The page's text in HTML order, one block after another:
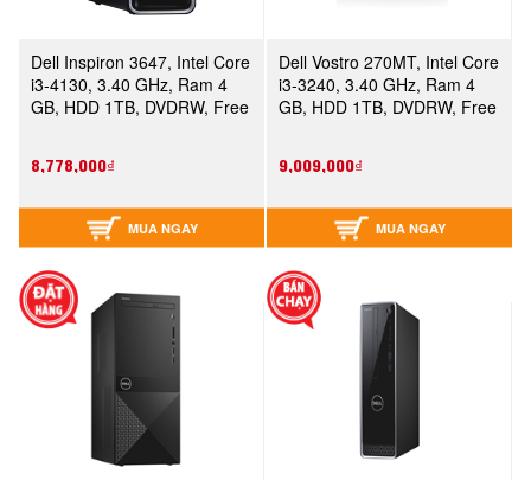
Dell Inspiron 3647, Intel Core
i3-4130, 3.40 GHz, Ram 4
GB, HDD 1TB, DVDRW, Free
8,778,000₫
MUA NGAY
Dell Vostro 270MT, Intel Core
i3-3240, 3.40 GHz, Ram 4
GB, HDD 1TB, DVDRW, Free
9,009,000₫
MUA NGAY